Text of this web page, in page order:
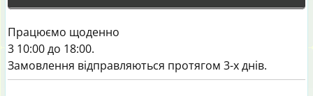
Працюємо щоденно
3 10:00 до 18:00.
Замовлення відправляються протягом 3-х днів.